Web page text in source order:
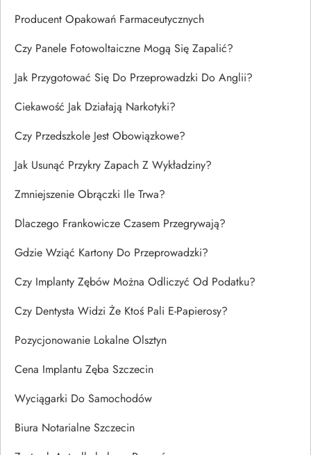
Producent Opakowań Farmaceutycznych
Czy Panele Fotowoltaiczne Mogą Się Zapalić?
Jak Przygotować Się Do Przeprowadzki Do Anglii?
Ciekawość Jak Działają Narkotyki?
Czy Przedszkole Jest Obowiązkowe?
Jak Usunąć Przykry Zapach Z Wykładziny?
Zmniejszenie Obrączki Ile Trwa?
Dlaczego Frankowicze Czasem Przegrywają?
Gdzie Wziąć Kartony Do Przeprowadzki?
Czy Implanty Zębów Można Odliczyć Od Podatku?
Czy Dentysta Widzi Że Ktoś Pali E-Papierosy?
Pozycjonowanie Lokalne Olsztyn
Cena Implantu Zęba Szczecin
Wyciągarki Do Samochodów
Biura Notarialne Szczecin